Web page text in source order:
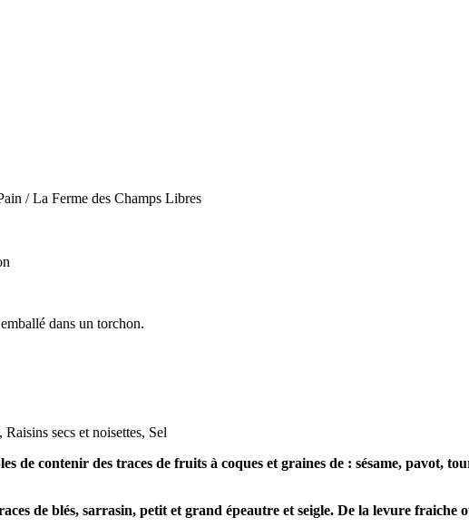
/ La Ferme des Champs Libres
dans un torchon.
secs et noisettes, Sel
de contenir des traces de fruits à coques et graines de : sésame, pavot,
de blés, sarrasin, petit et grand épeautre et seigle. De la levure